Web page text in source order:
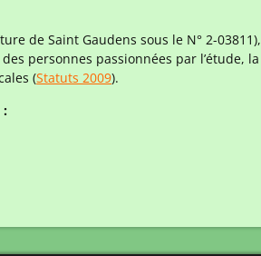
de Saint Gaudens sous le N° 2-03811),
personnes passionnées par l’étude, la
(Statuts 2009).
: